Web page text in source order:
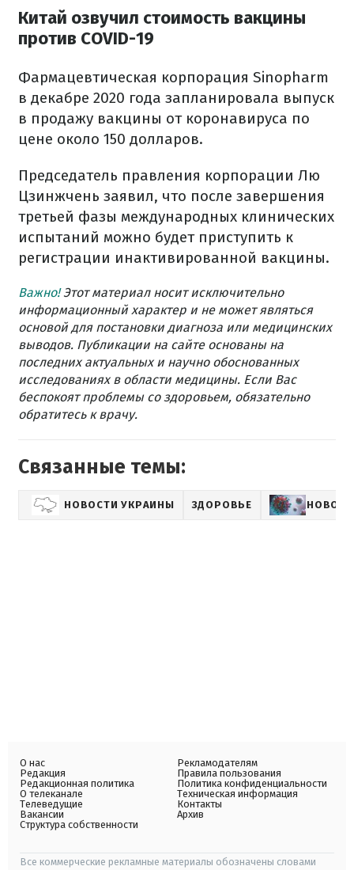
Китай озвучил стоимость вакцины
против COVID-19
Фармацевтическая корпорация Sinopharm
в декабре 2020 года запланировала выпуск
в продажу вакцины от коронавируса по
цене около 150 долларов.
Председатель правления корпорации Лю
Цзинжчень заявил, что после завершения
третьей фазы международных клинических
испытаний можно будет приступить к
регистрации инактивированной вакцины.
Важно!Этот материал носит исключительно
информационный характер и не может являться
основой для постановки диагноза или медицинских
выводов. Публикации на сайте основаны на
последних актуальных и научно обоснованных
исследованиях в области медицины. Если Вас
беспокоят проблемы со здоровьем, обязательно
обратитесь к врачу.
Связанные темы:
НОВОСТИ УКРАИНЫ ЗДОРОВЬЕ
О нас
Редакция
Редакционная политика
О телеканале
Телеведущие
Вакансии
Структура собственности
Рекламодателям
Правила пользования
Политика конфиденциальности
Техническая информация
Контакты
Архив
Все коммерческие рекламные материалы обозначены словами